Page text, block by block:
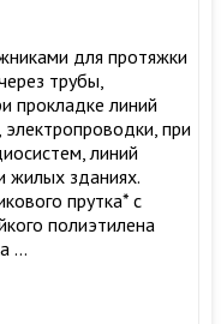
для протяжки
трубы,
прокладке линий
при
линий
жилых зданиях.
прутка* с
полиэтилена
…